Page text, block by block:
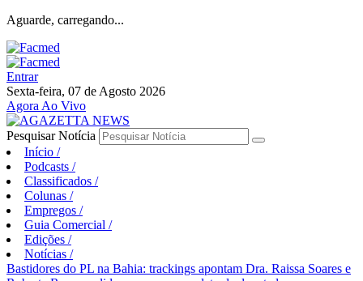
Aguarde, carregando...
Entrar
Sexta-feira, 07 de Agosto 2026
Agora Ao Vivo
Pesquisar Notícia
Início /
Podcasts /
Classificados /
Colunas /
Empregos /
Guia Comercial /
Edições /
Notícias /
Bastidores do PL na Bahia: trackings apontam Dra. Raissa Soares e